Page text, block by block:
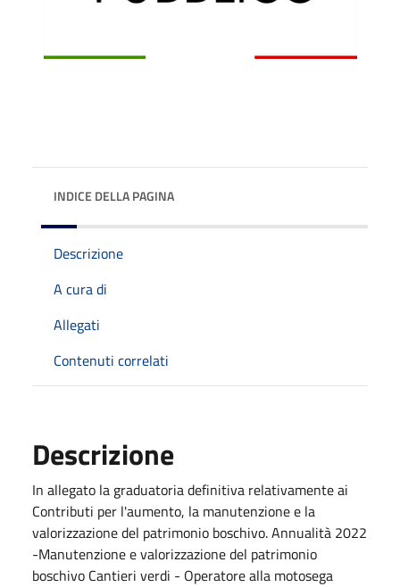
INDICE DELLA PAGINA
Descrizione
A cura di
Allegati
Contenuti correlati
Descrizione
In allegato la graduatoria definitiva relativamente ai
Contributi per l'aumento, la manutenzione e la
valorizzazione del patrimonio boschivo. Annualità 2022
-Manutenzione e valorizzazione del patrimonio
boschivo Cantieri verdi - Operatore alla motosega